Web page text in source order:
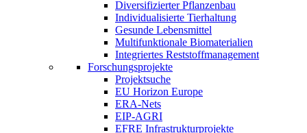
Diversifizierter Pflanzenbau
Individualisierte Tierhaltung
Gesunde Lebensmittel
Multifunktionale Biomaterialien
Integriertes Reststoffmanagement
Forschungsprojekte
Projektsuche
EU Horizon Europe
ERA-Nets
EIP-AGRI
EFRE Infrastrukturprojekte